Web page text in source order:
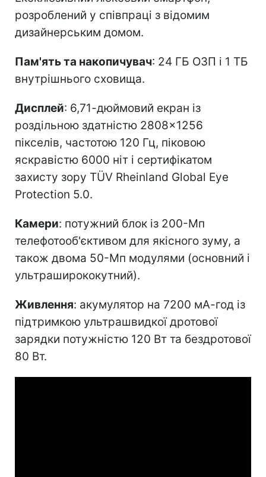
розроблений у співпраці з відомим
дизайнерським домом.
Пам'ять та накопичувач: 24 ГБ ОЗП і 1 ТБ
внутрішнього сховища.
Дисплей: 6,71-дюймовий екран із
роздільною здатністю 2808×1256
пікселів, частотою 120 Гц, піковою
яскравістю 6000 ніт і сертифікатом
захисту зору TÜV Rheinland Global Eye
Protection 5.0.
Камери: потужний блок із 200-Мп
телефотооб'єктивом для якісного зуму, а
також двома 50-Мп модулями (основний і
ультраширококутний).
Живлення: акумулятор на 7200 мА-год із
підтримкою ультрашвидкої дротової
зарядки потужністю 120 Вт та бездротової
80 Вт.